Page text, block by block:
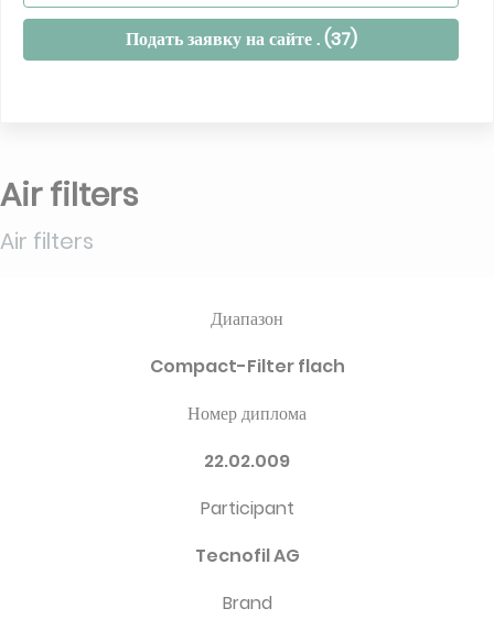
Подать заявку на сайте . (37)
Air filters
Air filters
Диапазон
Compact-Filter flach
Номер диплома
22.02.009
Participant
Tecnofil AG
Brand